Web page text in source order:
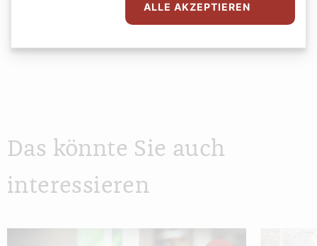
Das könnte Sie auch
interessieren
ALLE AKZEPTIEREN